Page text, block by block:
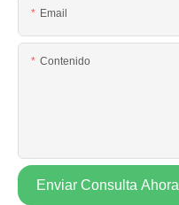
Email
Contenido
Enviar Consulta Ahora